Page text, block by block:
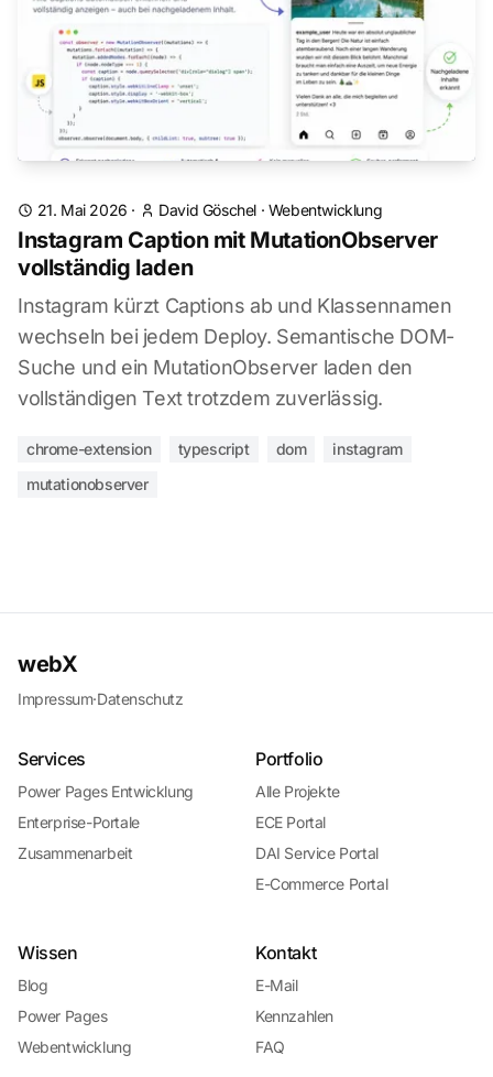
21. Mai 2026 · David Göschel · Webentwicklung
Instagram Caption mit MutationObserver
vollständig laden
Instagram kürzt Captions ab und Klassennamen
wechseln bei jedem Deploy. Semantische DOM-
Suche und ein MutationObserver laden den
vollständigen Text trotzdem zuverlässig.
chrome-extension typescript dom
instagram
mutationobserver
webX
Impressum·Datenschutz
Services
Power Pages Entwicklung
Enterprise-Portale
Zusammenarbeit
Portfolio
Alle Projekte
ECE Portal
DAI Service Portal
E-Commerce Portal
Wissen
Blog
Power Pages
Webentwicklung
Kontakt
E-Mail
Kennzahlen
FAQ